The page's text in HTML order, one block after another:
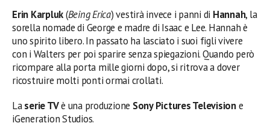
Erin Karpluk(Being Erica) vestirà invece i panni di Hannah, la
sorella nomade di George e madre di Isaac e Lee. Hannah è
uno spirito libero. In passato ha lasciato i suoi figli vivere
con i Walters per poi sparire senza spiegazioni. Quando però
ricompare alla porta mille giorni dopo, si ritrova a dover
ricostruire molti ponti ormai crollati.
Laserie TVè una produzione Sony Pictures Televisione
iGeneration Studios.